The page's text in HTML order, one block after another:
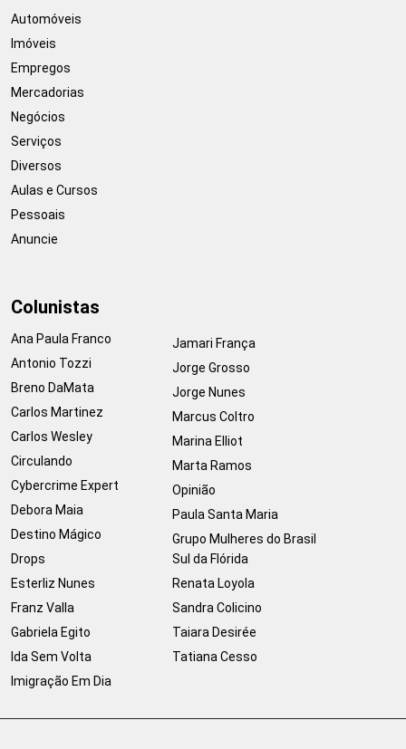
Automóveis
Imóveis
Empregos
Mercadorias
Negócios
Serviços
Diversos
Aulas e Cursos
Pessoais
Anuncie
Colunistas
Ana Paula Franco
Antonio Tozzi
Breno DaMata
Carlos Martinez
Carlos Wesley
Circulando
Cybercrime Expert
Debora Maia
Destino Mágico
Drops
Esterliz Nunes
Franz Valla
Gabriela Egito
Ida Sem Volta
Imigração Em Dia
Jamari França
Jorge Grosso
Jorge Nunes
Marcus Coltro
Marina Elliot
Marta Ramos
Opinião
Paula Santa Maria
Grupo Mulheres do Brasil
Sul da Flórida
Renata Loyola
Sandra Colicino
Taiara Desirée
Tatiana Cesso